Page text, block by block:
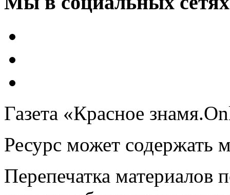
Газета «Красное
Ресурс может содержать
Перепечатка материалов